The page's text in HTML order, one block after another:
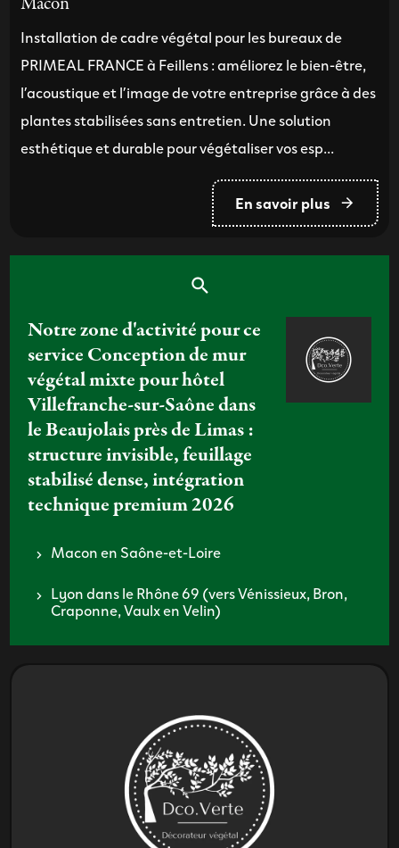
Installation de cadre végétal pour les bureaux de
PRIMEAL FRANCE à Feillens : améliorez le bien-être,
l’acoustique et l’image de votre entreprise grâce à des
plantes stabilisées sans entretien. Une solution
esthétique et durable pour végétaliser vos esp...
En savoir plus
Notre zone d'activité pour ce
service Conception de mur
végétal mixte pour hôtel
Villefranche-sur-Saône dans
le Beaujolais près de Limas :
structure invisible, feuillage
stabilisé dense, intégration
technique premium 2026
Macon en Saône-et-Loire
Lyon dans le Rhône 69 (vers Vénissieux, Bron,
Craponne, Vaulx en Velin)